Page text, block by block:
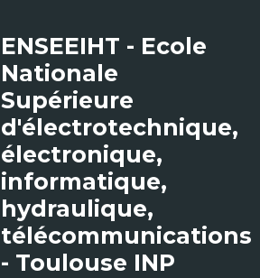
ENSEEIHT - Ecole
Nationale
Supérieure
d'électrotechnique,
électronique,
informatique,
hydraulique,
télécommunications
- Toulouse INP